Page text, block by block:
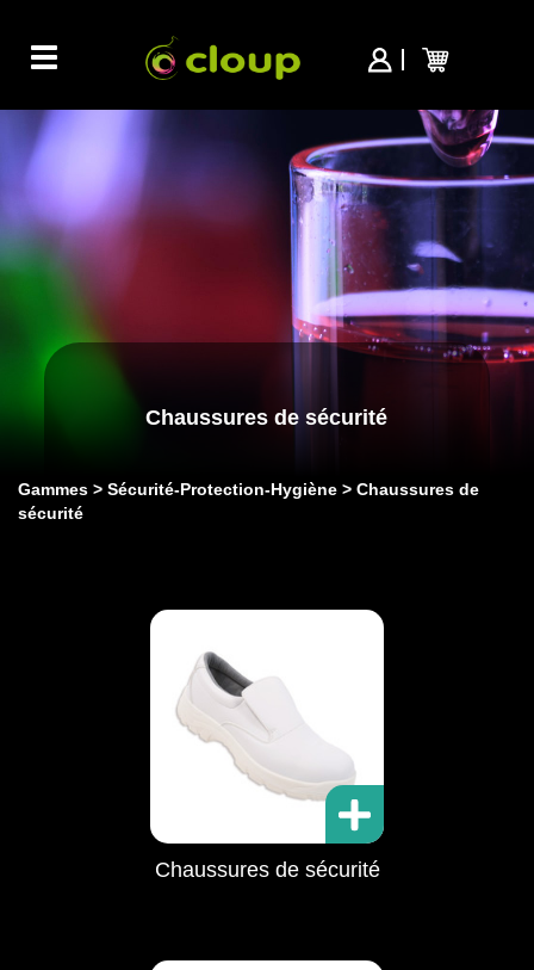
Toggle
navigation
Chaussures de sécurité
Gammes Sécurité-Protection-Hygiène
Chaussures de
sécurité
Chaussures de sécurité